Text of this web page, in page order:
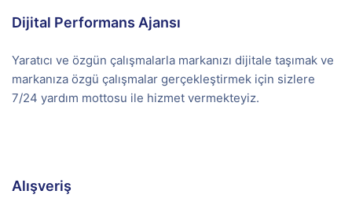
Dijital Performans Ajansı
Yaratıcı ve özgün çalışmalarla markanızı dijitale taşımak ve
markanıza özgü çalışmalar gerçekleştirmek için sizlere
7/24 yardım mottosu ile hizmet vermekteyiz.
Alışveriş